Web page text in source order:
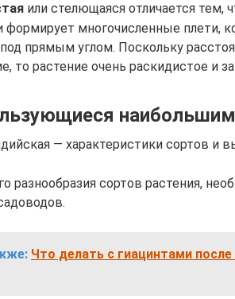
или стелющаяся отличается тем,
формирует многочисленные плети,
под прямым углом. Поскольку
то растение очень раскидистое и
— характеристики сортов и
разнообразия сортов растения,
Что делать с гиацинтами